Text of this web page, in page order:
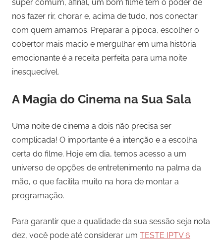
super comum, afinal, um bom filme tem o poder de
nos fazer rir, chorar e, acima de tudo, nos conectar
com quem amamos. Preparar a pipoca, escolher o
cobertor mais macio e mergulhar em uma história
emocionante é a receita perfeita para uma noite
inesquecível.
A Magia do Cinema na Sua Sala
Uma noite de cinema a dois não precisa ser
complicada! O importante é a intenção e a escolha
certa do filme. Hoje em dia, temos acesso a um
universo de opções de entretenimento na palma da
mão, o que facilita muito na hora de montar a
programação.
Para garantir que a qualidade da sua sessão seja nota
dez, você pode até considerar um TESTE IPTV 6